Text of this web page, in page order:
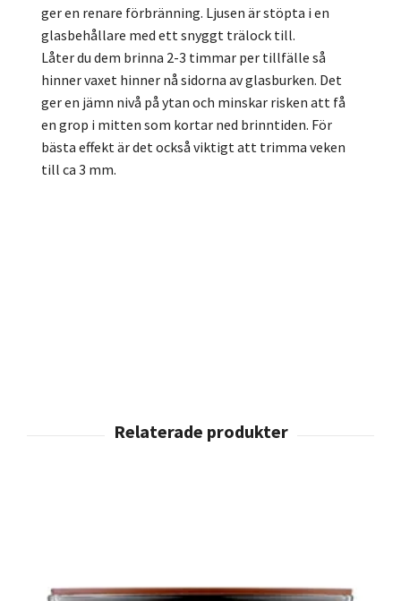
ger en renare förbränning. Ljusen är stöpta i en
glasbehållare med ett snyggt trälock till.
Låter du dem brinna 2-3 timmar per tillfälle så
hinner vaxet hinner nå sidorna av glasburken. Det
ger en jämn nivå på ytan och minskar risken att få
en grop i mitten som kortar ned brinntiden. För
bästa effekt är det också viktigt att trimma veken
till ca 3 mm.